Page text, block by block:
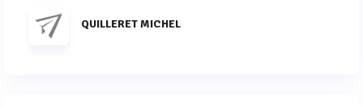
QUILLERET MICHEL